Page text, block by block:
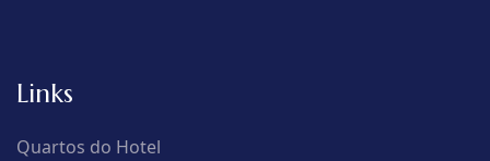
Links
Quartos do Hotel